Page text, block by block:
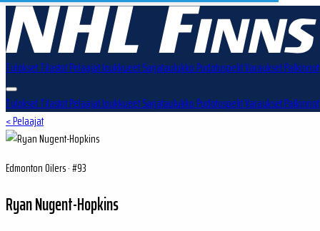
TuloksetTilastotPelaajatJoukkueetSarjataulukkoPudotuspelitVarauksetPalkinnot
TuloksetTilastotPelaajatJoukkueetSarjataulukkoPudotuspelitVarauksetPalkinnot
< Pelaajat
Edmonton Oilers · #93
Ryan Nugent-Hopkins